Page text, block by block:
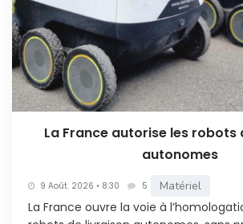
La France autorise les robots
autonomes
9 Août. 2026 • 8:30 5 Matériel
La France ouvre la voie à